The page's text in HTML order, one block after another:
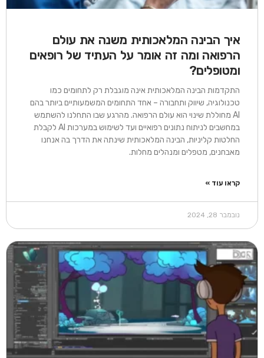
איך הבינה המלאכותית משנה את עולם
הרפואה ומה זה אומר על העתיד של רופאים
ומטופלים?
התקדמות הבינה המלאכותית אינה מוגבלת רק לתחומים כמו
טכנולוגיה, שיווק ותחבורה – אחד התחומים המשמעותיים ביותר בהם
AI מחוללת שינוי הוא עולם הרפואה. מהרגע שבו התחלנו להשתמש
במחשבים לניתוח נתונים רפואיים ועד לשימוש במערכות AI לקבלת
החלטות קליניות, הבינה המלאכותית שינתה את הדרך בה אנחנו
מאבחנים, מטפלים ומנהלים מחלות.
קראו עוד »
נובמבר 28, 2024